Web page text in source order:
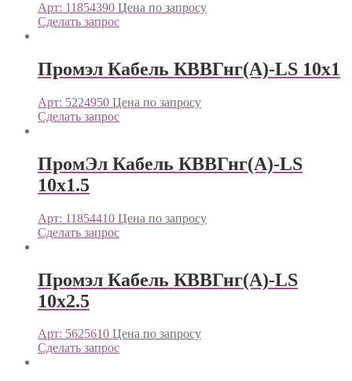
Арт: 11854390 Цена по запросу
Сделать запрос
Промэл Кабель КВВГнг(А)-LS 10х1
Арт: 5224950 Цена по запросу
Сделать запрос
ПромЭл Кабель КВВГнг(А)-LS
10х1.5
Арт: 11854410 Цена по запросу
Сделать запрос
Промэл Кабель КВВГнг(А)-LS
10х2.5
Арт: 5625610 Цена по запросу
Сделать запрос